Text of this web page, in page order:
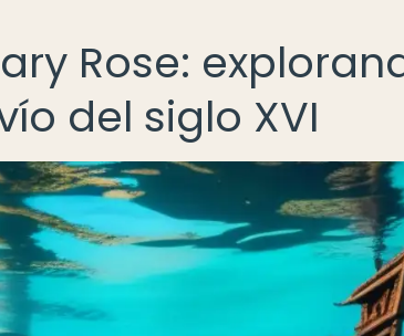
Rose:
del siglo XVI